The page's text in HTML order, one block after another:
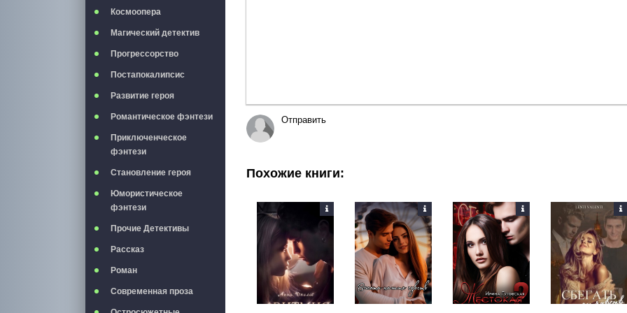
Космоопера
Магический детектив
Прогрессорство
Постапокалипсис
Развитие героя
Романтическое фэнтези
Приключенческое
фэнтези
Становление героя
Юмористическое
фэнтези
Прочие Детективы
Рассказ
Роман
Современная проза
Отправить
Похожие книги: